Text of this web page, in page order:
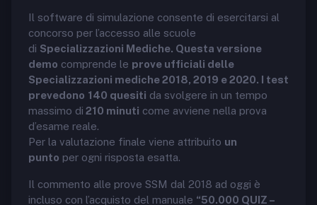
Il software di simulazione consente di esercitarsi al
concorso per l’accesso alle scuole
di Specializzazioni Mediche. Questa versione
demo comprende le prove ufficiali delle
Specializzazioni mediche 2018, 2019 e 2020. I test
prevedono 140 quesiti da svolgere in un tempo
massimo di 210 minuti come avviene nella prova
d’esame reale.
Per la valutazione finale viene attribuito un
punto per ogni risposta esatta.
Il commento alle prove SSM dal 2018 ad oggi è
incluso con l’acquisto del manuale “50.000 QUIZ –